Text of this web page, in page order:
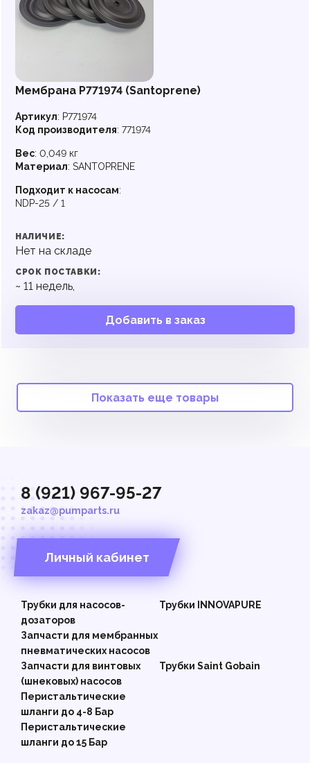
Мембрана P771974 (Santoprene)
Артикул: P771974
Код производителя: 771974
Вес: 0,049 кг
Материал: SANTOPRENE
Подходит к насосам:
NDP-25 / 1
НАЛИЧИЕ:
Нет на складе
СРОК ПОСТАВКИ:
~ 11 недель,
Добавить в заказ
Показать еще товары
Трубки для насосов-
дозаторов
Трубки INNOVAPURE
Запчасти для мембранных
пневматических насосов
Запчасти для винтовых
(шнековых) насосов
Трубки Saint Gobain
Перистальтические
шланги до 4-8 Бар
Перистальтические
шланги до 15 Бар
8 (921) 967-95-27
zakaz@pumparts.ru
Личный кабинет